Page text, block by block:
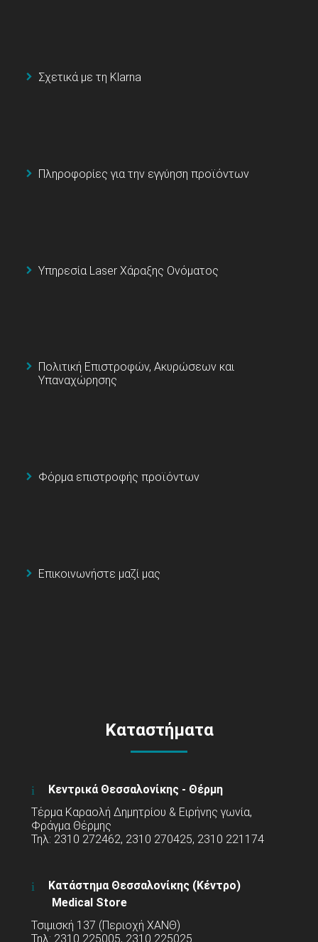
Σχετικά με τη Klarna
Πληροφορίες για την εγγύηση προϊόντων
Υπηρεσία Laser Χάραξης Ονόματος
Πολιτική Επιστροφών, Ακυρώσεων και
Υπαναχώρησης
Φόρμα επιστροφής προϊόντων
Επικοινωνήστε μαζί μας
Καταστήματα
Κεντρικά Θεσσαλονίκης - Θέρμη
Τέρμα Καραολή Δημητρίου & Ειρήνης γωνία,
Φράγμα Θέρμης
Τηλ: 2310 272462, 2310 270425, 2310 221174
Κατάστημα Θεσσαλονίκης (Κέντρο)
Medical Store
Τσιμισκή 137 (Περιοχή ΧΑΝΘ)
Τηλ: 2310 225005, 2310 225025